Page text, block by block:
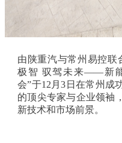
由陕重汽与常州易控联
极智 驭驾未来——新
会”于12月3日在常州成
的顶尖专家与企业领袖
新技术和市场前景。